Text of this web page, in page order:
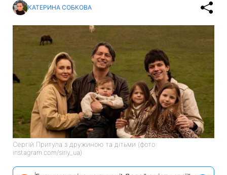
КАТЕРИНА СОБКОВА
Сергій Притула з дружиною та дітьми (фото:
instagram.com/siriy_ua)